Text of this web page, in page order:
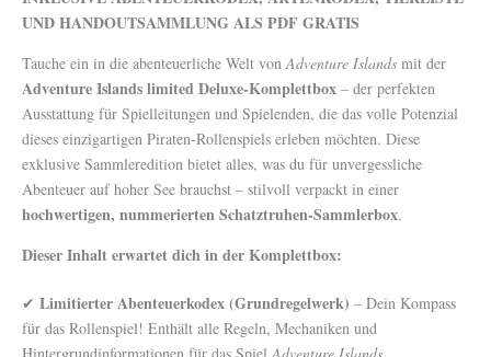
UND HANDOUTSAMMLUNG ALS PDF GRATIS
Tauche ein in die abenteuerliche Welt vonAdventure Islands mit der
Adventure Islands limited Deluxe-Komplettbox – der perfekten
Ausstattung für Spielleitungen und Spielenden, die das volle Potenzial
dieses einzigartigen Piraten-Rollenspiels erleben möchten. Diese
exklusive Sammleredition bietet alles, was du für unvergessliche
Abenteuer auf hoher See brauchst – stilvoll verpackt in einer
hochwertigen, nummerierten Schatztruhen-Sammlerbox.
Dieser Inhalt erwartet dich in der Komplettbox:
✔ Limitierter Abenteuerkodex (Grundregelwerk) – Dein Kompass
für das Rollenspiel! Enthält alle Regeln, Mechaniken und